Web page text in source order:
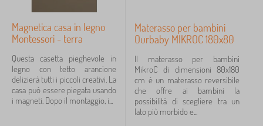
Magnetica casa in legno
Montessori - terra
Questa casetta pieghevole in
legno con tetto arancione
delizierà tutti i piccoli creativi. La
casa può essere piegata usando
i magneti. Dopo il montaggio, i...
Materasso per bambini
Ourbaby MIKROC 180x80
Il materasso per bambini
MikroC di dimensioni 80x180
cm è un materasso reversibile
che offre ai bambini la
possibilità di scegliere tra un
lato più morbido e...